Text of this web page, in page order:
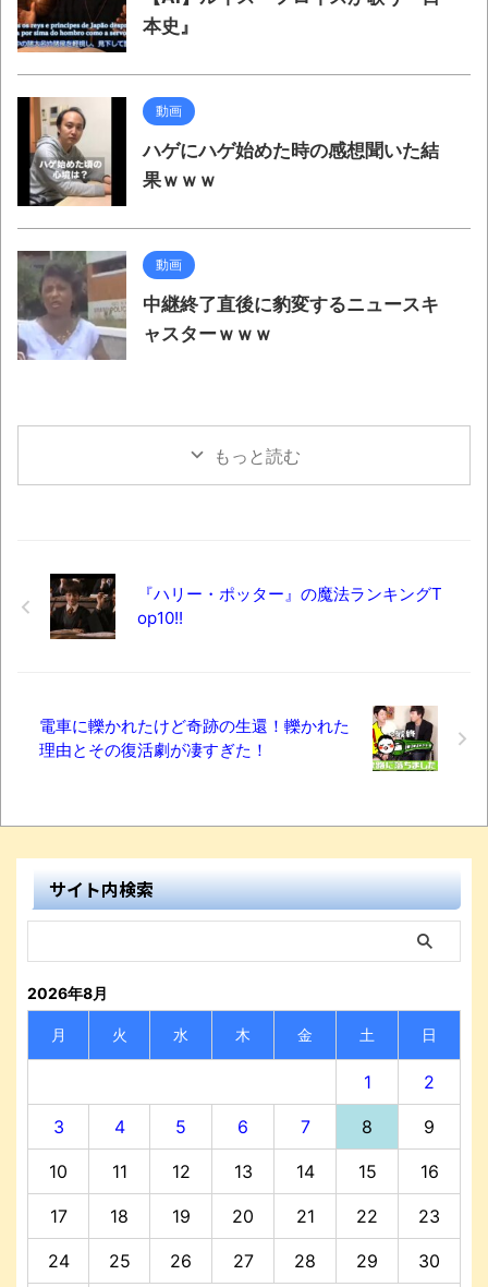
本史』
動画
ハゲにハゲ始めた時の感想聞いた結
果ｗｗｗ
動画
中継終了直後に豹変するニュースキ
ャスターｗｗｗ
もっと読む
『ハリー・ポッター』の魔法ランキングT
op10!!
電車に轢かれたけど奇跡の生還！轢かれた
理由とその復活劇が凄すぎた！
サイト内検索
2026年8月
月 火 水 木 金 土 日
1 2
3 4 5 6 7 8 9
10 11 12 13 14 15 16
17 18 19 20 21 22 23
24 25 26 27 28 29 30